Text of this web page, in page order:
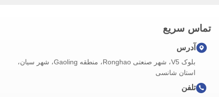
تماس سریع
آدرس
بلوک V5، شهر صنعتی Ronghao، منطقه Gaoling، شهر سیان،
استان شانسی
تلفن